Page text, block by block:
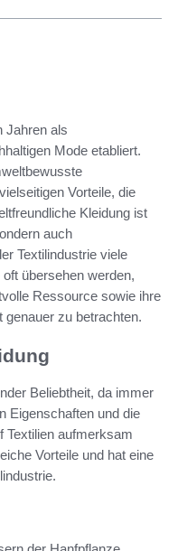
Jahren als
Mode etabliert.
Vorteile, die
Kleidung ist
auch
Textilindustrie viele
übersehen werden,
Ressource sowie ihre
genauer zu betrachten.
Beliebtheit, da immer
Eigenschaften und die
Textilien aufmerksam
Vorteile und hat eine